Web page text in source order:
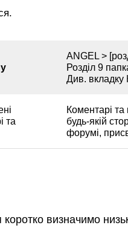
ANGEL >
Розділ 9
Див. вкладку
та
Коментарі
будь-якій
форумі,
визначимо